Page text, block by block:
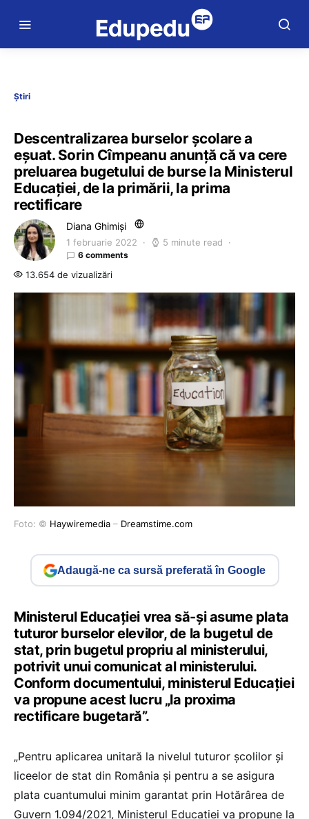
Știri
Descentralizarea burselor școlare a
eșuat. Sorin Cîmpeanu anunță că va cere
preluarea bugetului de burse la Ministerul
Educației, de la primării, la prima
rectificare
Diana Ghimiși
1 februarie 2022 5 minute read
6 comments
13.654 de vizualizări
Foto: © Haywiremedia – Dreamstime.com
Adaugă-ne ca sursă preferată în Google
Ministerul Educației vrea să-și asume plata
tuturor burselor elevilor, de la bugetul de
stat, prin bugetul propriu al ministerului,
potrivit unui comunicat al ministerului.
Conform documentului, ministerul Educației
va propune acest lucru „la proxima
rectificare bugetară”.
„Pentru aplicarea unitară la nivelul tuturor școlilor și
liceelor de stat din România și pentru a se asigura
plata cuantumului minim garantat prin Hotărârea de
Guvern 1.094/2021, Ministerul Educației va propune la